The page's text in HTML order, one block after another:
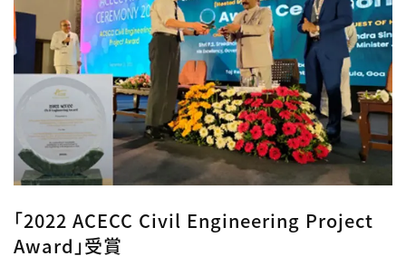
「2022 ACECC Civil Engineering Project
Award」受賞